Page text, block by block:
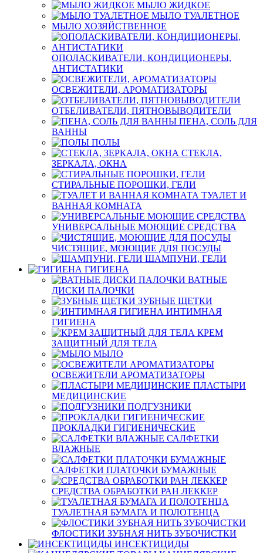
МЫЛО ЖИДКОЕ
МЫЛО ТУАЛЕТНОЕ
МЫЛО ХОЗЯЙСТВЕННОЕ
ОПОЛАСКИВАТЕЛИ, КОНДИЦИОНЕРЫ,
АНТИСТАТИКИ
ОСВЕЖИТЕЛИ, АРОМАТИЗАТОРЫ
ОТБЕЛИВАТЕЛИ, ПЯТНОВЫВОДИТЕЛИ
ПЕНА, СОЛЬ ДЛЯ
ВАННЫ
ПОЛЫ
СТЕКЛА,
ЗЕРКАЛА, ОКНА
СТИРАЛЬНЫЕ ПОРОШКИ, ГЕЛИ
ТУАЛЕТ И
ВАННАЯ КОМНАТА
УНИВЕРСАЛЬНЫЕ МОЮЩИЕ СРЕДСТВА
ЧИСТЯЩИЕ, МОЮЩИЕ ДЛЯ ПОСУДЫ
ШАМПУНИ, ГЕЛИ
ГИГИЕНА
ВАТНЫЕ
ДИСКИ ПАЛОЧКИ
ЗУБНЫЕ ЩЕТКИ
ИНТИМНАЯ
ГИГИЕНА
КРЕМ
ЗАЩИТНЫЙ ДЛЯ ТЕЛА
МЫЛО
ОСВЕЖИТЕЛИ АРОМАТИЗАТОРЫ
ПЛАСТЫРИ
МЕДИЦИНСКИЕ
ПОДГУЗНИКИ
ПРОКЛАДКИ ГИГИЕНИЧЕСКИЕ
САЛФЕТКИ
ВЛАЖНЫЕ
САЛФЕТКИ ПЛАТОЧКИ БУМАЖНЫЕ
СРЕДСТВА ОБРАБОТКИ РАН ЛЕККЕР
ТУАЛЕТНАЯ БУМАГА И ПОЛОТЕНЦА
ФЛОСТИКИ ЗУБНАЯ НИТЬ ЗУБОЧИСТКИ
ИНСЕКТИЦИДЫ